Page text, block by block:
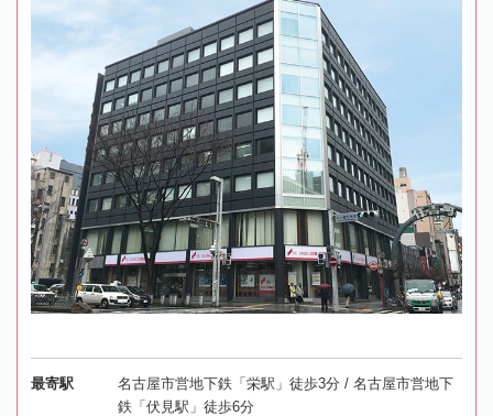
最寄駅
名古屋市営地下鉄「栄駅」徒歩3分 / 名古屋市営地下
鉄「伏見駅」徒歩6分